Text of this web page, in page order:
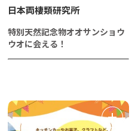
日本両棲類研究所
特別天然記念物オオサンショウ
ウオに会える！